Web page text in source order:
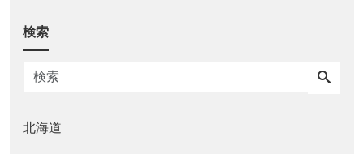
検索
北海道